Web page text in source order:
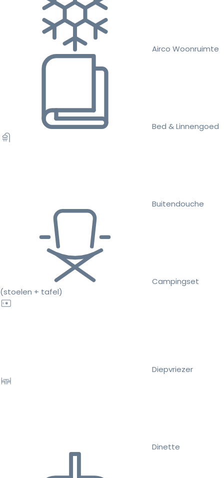
Airco Woonruimte
Bed & Linnengoed
Buitendouche
Campingset
(stoelen + tafel)
Diepvriezer
Dinette